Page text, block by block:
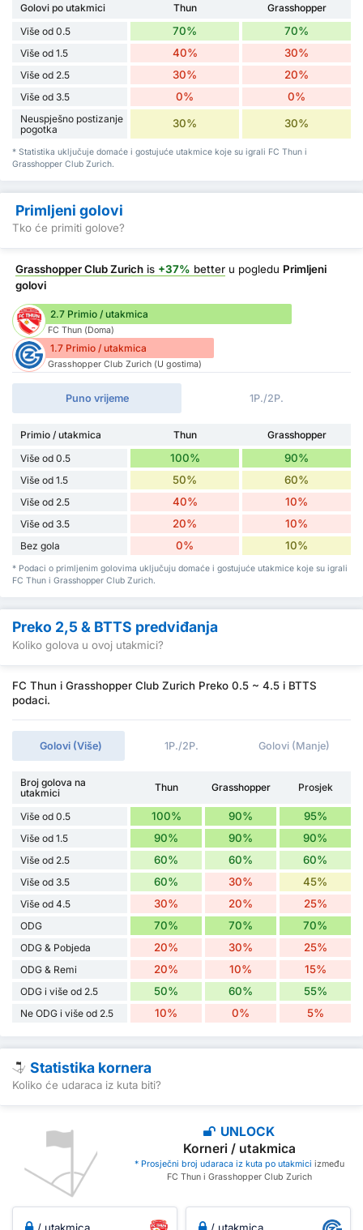
Golovi po utakmici Thun
Grasshopper
Više od 0.5
70% 70%
Više od 1.5 40% 30%
Više od 2.5 30% 20%
Više od 3.5 0% 0%
Neuspješno postizanje
pogotka
30% 30%
* Statistika uključuje domaće i gostujuće utakmice koje su igrali FC Thun i
Grasshopper Club Zurich.
Primljeni golovi
Tko će primiti golove?
Grasshopper Club Zurich is +37% better u pogledu Primljeni
golovi
2.7 Primio / utakmica
FC Thun (Doma)
1.7 Primio / utakmica
Grasshopper Club Zurich (U gostima)
Puno vrijeme 1P./2P.
Primio / utakmica Thun
Grasshopper
Više od 0.5
100% 90%
Više od 1.5 50% 60%
Više od 2.5 40% 10%
Više od 3.5 20% 10%
Bez gola 0% 10%
* Podaci o primljenim golovima uključuju domaće i gostujuće utakmice koje su igrali
FC Thun i Grasshopper Club Zurich.
Preko 2,5 & BTTS predviđanja
Koliko golova u ovoj utakmici?
FC Thun i Grasshopper Club Zurich Preko 0.5 ~ 4.5 i BTTS
podaci.
Golovi (Više) 1P./2P. Golovi (Manje)
Broj golova na
utakmici
Thun Grasshopper Prosjek
Više od 0.5 100% 90% 95%
Više od 1.5 90% 90% 90%
Više od 2.5 60% 60% 60%
Više od 3.5 60% 30% 45%
Više od 4.5 30% 20% 25%
ODG 70% 70% 70%
ODG & Pobjeda 20% 30% 25%
ODG & Remi 20% 10% 15%
ODG i više od 2.5 50% 60% 55%
Ne ODG i više od 2.5 10% 0% 5%
Statistika kornera
Koliko će udaraca iz kuta biti?
UNLOCK
Korneri / utakmica
* Prosječni broj udaraca iz kuta po utakmici između
FC Thun i Grasshopper Club Zurich
/ utakmica / utakmica